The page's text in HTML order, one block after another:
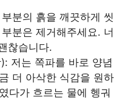
분의 흙을 깨끗하게 씻
분은 제거해주세요. 너
찮습니다.
저는 쪽파를 바로 양념
더 아삭한 식감을 원하
다가 흐르는 물에 헹궈